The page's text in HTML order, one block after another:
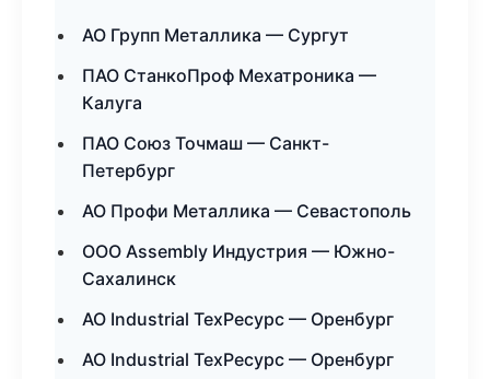
АО Групп Металлика — Сургут
ПАО СтанкоПроф Мехатроника —
Калуга
ПАО Союз Точмаш — Санкт-
Петербург
АО Профи Металлика — Севастополь
ООО Assembly Индустрия — Южно-
Сахалинск
АО Industrial ТехРесурс — Оренбург
АО Industrial ТехРесурс — Оренбург